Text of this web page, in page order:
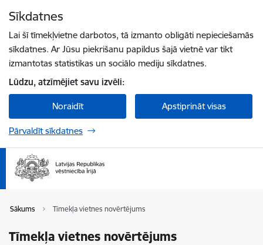
Sīkdatnes
Lai šī tīmekļvietne darbotos, tā izmanto obligāti nepieciešamās
sīkdatnes. Ar Jūsu piekrišanu papildus šajā vietnē var tikt
izmantotas statistikas un sociālo mediju sīkdatnes.
Lūdzu, atzīmējiet savu izvēli:
Noraidīt Apstiprināt visas
Pārvaldīt sīkdatnes
Sākums Tīmekļa vietnes novērtējums
Tīmekļa vietnes novērtējums